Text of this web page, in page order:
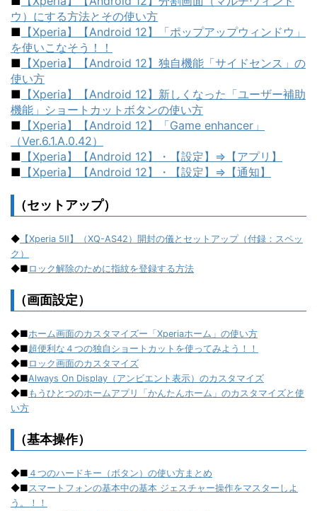
ウ）にする方法とその使い方
■ 【Xperia】【Android 12】「ポップアップウィンドウ」
を使いこなそう！！
■ 【Xperia】【Android 12】独自機能「サイドセンス」の
使い方
■ 【Xperia】【Android 12】新しくなった「ユーザー補助
機能」ショートカットボタンの使い方
■ 【Xperia】【Android 12】「Game enhancer」
（Ver.6.1.A.0.42）
■ 【Xperia】【Android 12】・【設定】⇒【アプリ】
■ 【Xperia】【Android 12】・【設定】⇒【通知】
（セットアップ）
◆ 【Xperia 5Ⅱ】（XQ-AS42）開封の儀とセットアップ（付録：スペッ
ク）
◆■ ロック解除のために指紋を登録する方法
（画面設定）
◆■ホーム画面のカスタマイズー「Xperiaホーム」の使い方
◆■超便利な４つの独自ショートカットを使ってみよう！！
◆■ ロック画面のカスタマイズ
◆■Always On Display（アンビエント表示）のカスタマイズ
◆■ もうひとつのホームアプリ「かんたんホーム」のカスタマイズと使
い方
（基本操作）
◆■ ４つのハードキー（ボタン）の使い方まとめ
◆■スマートフォンの基本中の基本 ジェスチャー操作をマスターしよ
う。！！